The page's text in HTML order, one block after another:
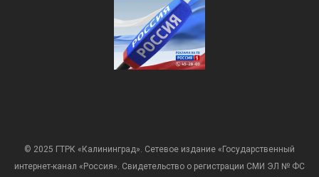
© 2025 ГТРК «Калининград». Сетевое издание «Государственный
интернет-канал «Россия». Свидетельство о регистрации СМИ ЭЛ № ФС